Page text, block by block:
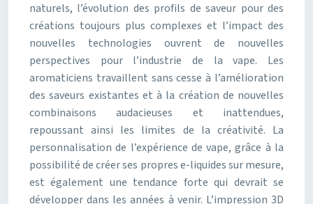
naturels, l’évolution des profils de saveur pour des
créations toujours plus complexes et l’impact des
nouvelles technologies ouvrent de nouvelles
perspectives pour l’industrie de la vape. Les
aromaticiens travaillent sans cesse à l’amélioration
des saveurs existantes et à la création de nouvelles
combinaisons audacieuses et inattendues,
repoussant ainsi les limites de la créativité. La
personnalisation de l’expérience de vape, grâce à la
possibilité de créer ses propres e-liquides sur mesure,
est également une tendance forte qui devrait se
développer dans les années à venir. L’impression 3D